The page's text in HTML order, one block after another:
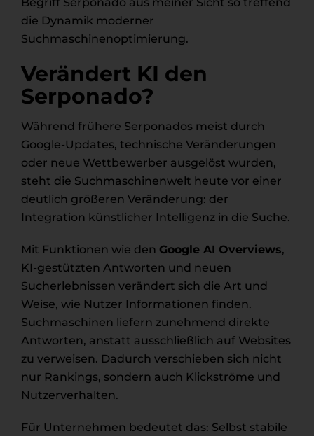
die Dynamik moderner
Suchmaschinenoptimierung.
Verändert KI den
Serponado?
Während frühere Serponados meist durch
Google-Updates, technische Veränderungen
oder neue Wettbewerber ausgelöst wurden,
steht die Suchmaschinenwelt heute vor einer
deutlich größeren Veränderung: der
Integration künstlicher Intelligenz in die Suche.
Mit Funktionen wie den Google AI Overviews,
KI-gestützten Antworten und neuen
Sucherlebnissen verändert sich die Art und
Weise, wie Nutzer Informationen finden.
Suchmaschinen liefern zunehmend direkte
Antworten, anstatt ausschließlich auf Websites
zu verweisen. Dadurch verschieben sich nicht
nur Rankings, sondern auch Klickströme und
Nutzerverhalten.
Für Unternehmen bedeutet das: Selbst stabile